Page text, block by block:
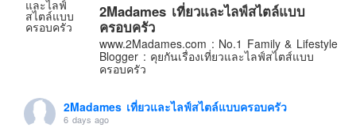
ไต้หวัน
อเมริกา
2Madames เที่ยวและไลฟ์สไตล์แบบ
ครอบครัว
www.2Madames.com : No.1 Family & Lifestyle
Blogger : คุยกันเรื่องเที่ยวและไลฟ์สไตส์แบบ
ครอบครัว
2Madames เที่ยวและไลฟ์สไตล์แบบครอบครัว
6 days ago